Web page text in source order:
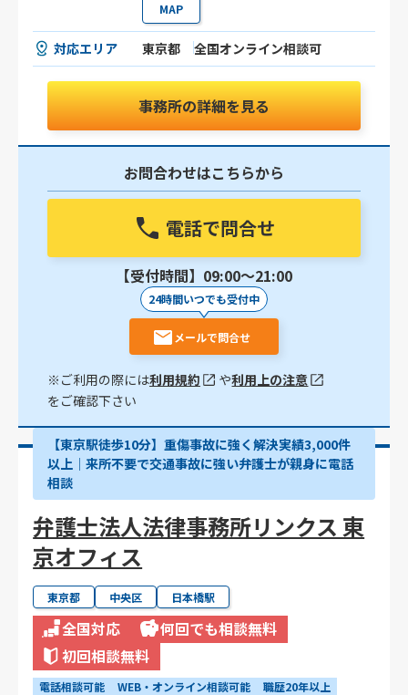
MAP
対応エリア 東京都 全国オンライン相談可
事務所の詳細を見る
お問合わせはこちらから
電話で問合せ
【受付時間】09:00〜21:00
24時間いつでも受付中
メールで問合せ
※ご利用の際には利用規約 や利用上の注意
をご確認下さい
【東京駅徒歩10分】重傷事故に強く解決実績3,000件
以上│来所不要で交通事故に強い弁護士が親身に電話
相談
弁護士法人法律事務所リンクス 東
京オフィス
東京都 中央区 日本橋駅
全国対応
何回でも相談無料
初回相談無料
電話相談可能 WEB・オンライン相談可能 職歴20年以上